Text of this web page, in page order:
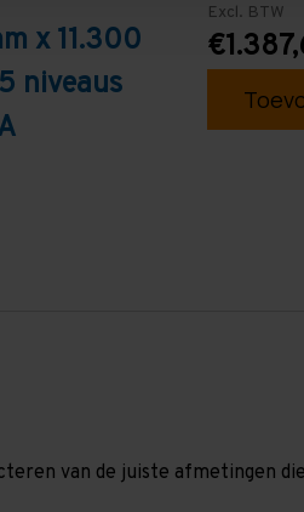
x 11.300
niveaus
Excl. BTW
van de juiste afmetingen